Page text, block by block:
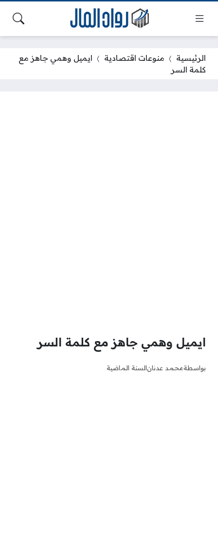
الرئيسية منوعات اقتصادية
ايميل وهمي جاهز مع
كلمة السر
ايميل وهمي جاهز مع كلمة السر
بواسطةمحمد عدنانالسنة الماضية